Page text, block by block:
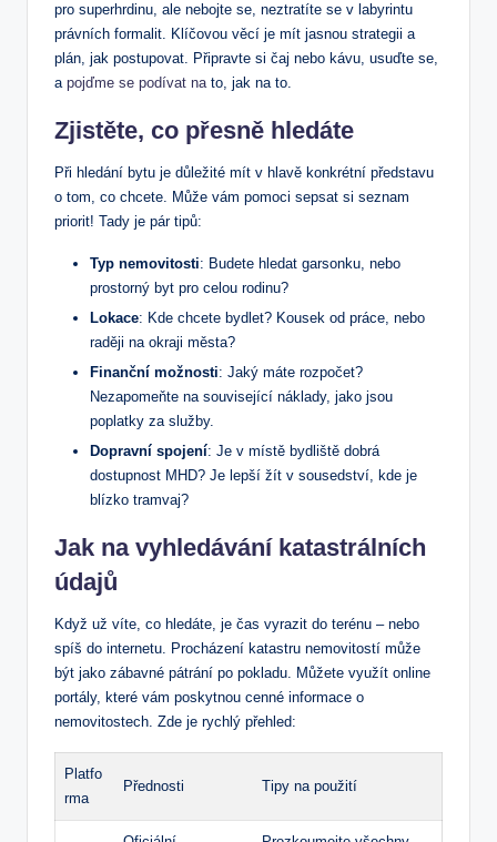
‌pro superhrdinu, ale nebojte se, neztratíte‍ se v labyrintu
právních formalit. Klíčovou⁢ věcí​ je mít ⁣jasnou strategii a
plán, jak postupovat.⁢ Připravte si čaj nebo ‌kávu, ⁢usuďte ⁣se,
a pojďme se podívat nato, ⁤jak na to.
Zjistěte,​ co přesně hledáte
Při hledání⁢ bytu je důležité mít v hlavě konkrétní představu
o tom, ‍co chcete. Může ⁤vám pomoci sepsat⁤ si seznam
priorit! Tady‌ je pár tipů:
Typ nemovitosti:⁣ Budete hledat garsonku, ‌nebo
prostorný byt⁢ pro celou ⁣rodinu?
Lokace: Kde⁣ chcete ⁤bydlet?​ Kousek od ⁢práce, ‍nebo
raději na okraji města?
Finanční možnosti: ​Jaký máte rozpočet?
Nezapomeňte na⁤ související⁢ náklady, jako jsou
poplatky‌ za‍ služby.
Dopravní⁣ spojení: Je⁣ v​ místě bydliště dobrá
dostupnost MHD? Je lepší žít v ⁣sousedství, kde je
blízko⁢ tramvaj?
Jak na vyhledávání katastrálních
údajů
Když už ⁢víte, co hledáte,⁤ je čas⁢ vyrazit do terénu – ‌nebo‍
spíš‌ do⁣ internetu. Procházení katastru ⁣nemovitostí může
být‌ jako⁢ zábavné pátrání po pokladu. Můžete využít ⁢online
portály, ⁣které⁣ vám⁣ poskytnou cenné informace‍ o
nemovitostech. Zde‍ je rychlý přehled:
Platfo
rma
Přednosti Tipy ⁤na použití